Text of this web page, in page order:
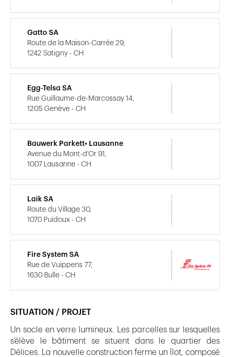
SITUATION / PROJET
Un socle en verre lumineux. Les parcelles sur lesquelles
s’élève le bâtiment se situent dans le quartier des
Délices. La nouvelle construction ferme un îlot, composé
Gatto SA
Route de la Maison-Carrée 29,
1242 Satigny - CH
Egg-Telsa SA
Rue Guillaume-de-Marcossay 14,
1205 Genève - CH
Bauwerk Parkett• Lausanne
Avenue du Mont-d'Or 91,
1007 Lausanne - CH
Laik SA
Route du Village 30,
1070 Puidoux - CH
Fire System SA
Rue de Vuippens 77,
1630 Bulle - CH